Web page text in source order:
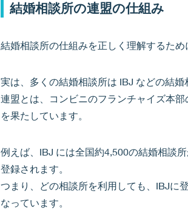
結婚相談所の連盟の仕組み
結婚相談所の仕組みを正しく理解するため
実は、多くの結婚相談所は IBJ などの結婚
連盟とは、コンビニのフランチャイズ本
を果たしています。
例えば、IBJ には全国約4,500の結婚相談
登録されます。
つまり、どの相談所を利用しても、IBJに
なっています。